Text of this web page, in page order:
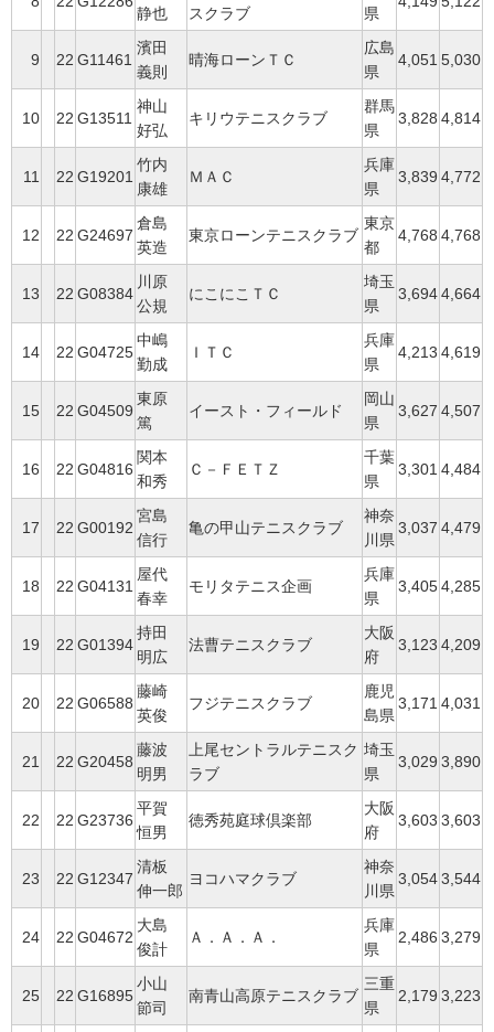
静也 スクラブ 県
9 22 G11461
濱田
義則
晴海ローンＴＣ
広島
県
4,051 5,030
10 22 G13511
神山
好弘
キリウテニスクラブ
群馬
県
3,828 4,814
11 22 G19201
竹内
康雄
ＭＡＣ
兵庫
県
3,839 4,772
12 22 G24697
倉島
英造
東京ローンテニスクラブ
東京
都
4,768 4,768
13 22 G08384
川原
公規
にこにこＴＣ
埼玉
県
3,6944,664
14 22 G04725
中嶋
勤成
ＩＴＣ
兵庫
県
4,213 4,619
15 22 G04509
東原
篤
イースト・フィールド
岡山
県
3,627 4,507
16 22 G04816
関本
和秀
Ｃ－ＦＥＴＺ
千葉
県
3,301 4,484
17 22 G00192
宮島
信行
亀の甲山テニスクラブ
神奈
川県
3,037 4,479
18 22 G04131
屋代
春幸
モリタテニス企画
兵庫
県
3,4054,285
19 22 G01394
持田
明広
法曹テニスクラブ
大阪
府
3,123 4,209
20 22 G06588
藤崎
英俊
フジテニスクラブ
鹿児
島県
3,171 4,031
21 22 G20458
藤波
明男
上尾セントラルテニスク
ラブ
埼玉
県
3,029 3,890
22 22 G23736
平賀
恒男
徳秀苑庭球倶楽部
大阪
府
3,603 3,603
23 22 G12347
清板
伸一郎
ヨコハマクラブ
神奈
川県
3,0543,544
24 22 G04672
大島
俊計
Ａ．Ａ．Ａ．
兵庫
県
2,486 3,279
25 22 G16895
小山
節司
南青山高原テニスクラブ
三重
県
2,179 3,223